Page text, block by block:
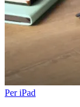
Per iPad